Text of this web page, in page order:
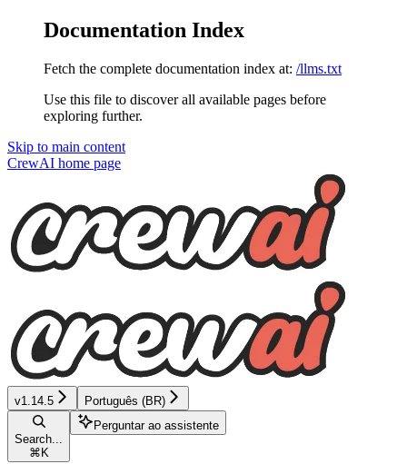
Documentation Index
Fetch the complete documentation index at: /llms.txt
Use this file to discover all available pages before
exploring further.
Skip to main content
CrewAI home page
v1.14.5 Português (BR)
Search...
⌘ K
Perguntar ao assistente